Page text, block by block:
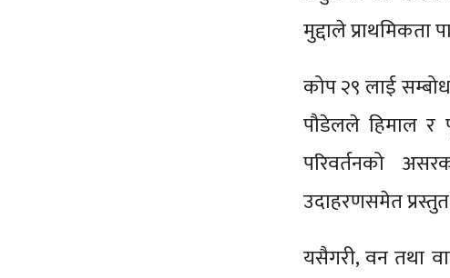
मुद्दाले
कोप २९ लाई
पौडेलले हिमाल र
परिवर्तनको
उदाहरणसमेत
यसैगरी, वन तथा